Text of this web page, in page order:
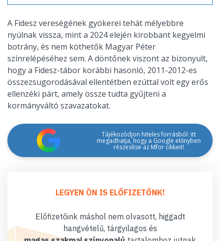
A Fidesz vereségének gyökerei tehát mélyebbre
nyúlnak vissza, mint a 2024 elején kirobbant kegyelmi
botrány, és nem köthetők Magyar Péter
színrelépéséhez sem. A döntőnek viszont az bizonyult,
hogy a Fidesz-tábor korábbi hasonló, 2011-2012-es
összezsugorodásával ellentétben ezúttal volt egy erős
ellenzéki párt, amely össze tudta gyűjteni a
kormányváltó szavazatokat.
Tájékozódjon hiteles forrásból: itt
megadhatja, hogy a Google előnyben
részesítse az Mfor cikkeit!
LEGYEN ÖN IS ELŐFIZETŐNK!
Előfizetőink máshol nem olvasott, higgadt
hangvételű, tárgyilagos és